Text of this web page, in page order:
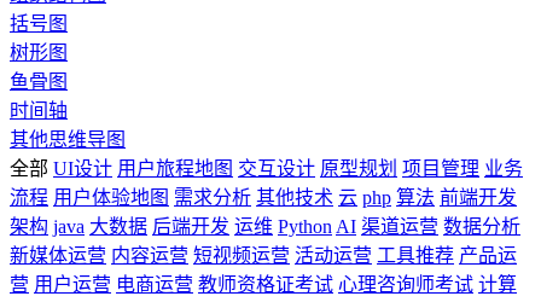
括号图
树形图
鱼骨图
时间轴
其他思维导图
全部 UI设计 用户旅程地图 交互设计 原型规划 项目管理 业务
流程 用户体验地图 需求分析 其他技术 云 php 算法 前端开发
架构 java 大数据 后端开发 运维 Python AI 渠道运营 数据分析
新媒体运营 内容运营 短视频运营 活动运营 工具推荐 产品运
营 用户运营 电商运营 教师资格证考试 心理咨询师考试 计算